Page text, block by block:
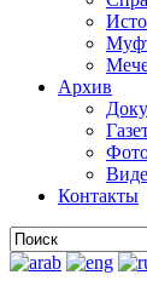
Архив
Контакты